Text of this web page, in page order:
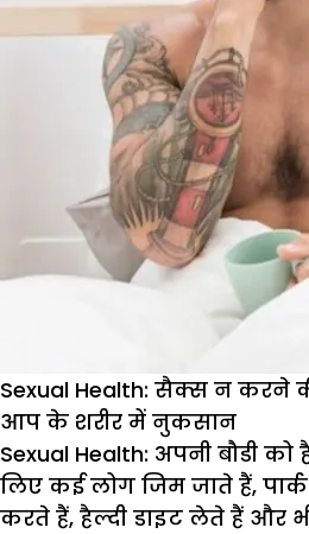
Sexual Health: सैक्स न करने
आप के शरीर में नुकसान
Sexual Health: अपनी बौडी
लिए कई लोग जिम जाते हैं,
करते हैं, हैल्दी डाइट लेते हैं और